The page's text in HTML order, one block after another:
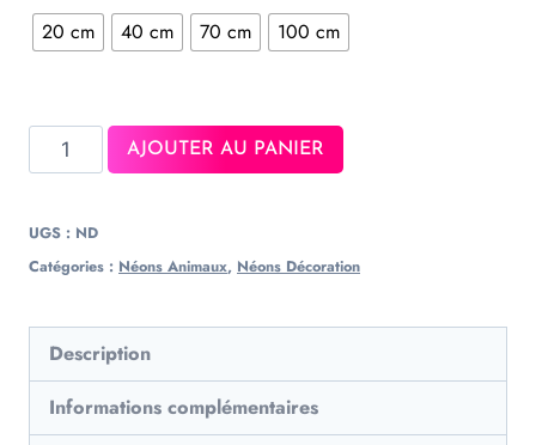
20 cm 40 cm 70 cm 100 cm
AJOUTER AU PANIER
UGS : ND
Catégories : Néons Animaux, Néons Décoration
Description
Informations complémentaires